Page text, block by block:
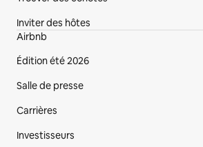
Inviter des hôtes
Airbnb
Édition été 2026
Salle de presse
Carrières
Investisseurs